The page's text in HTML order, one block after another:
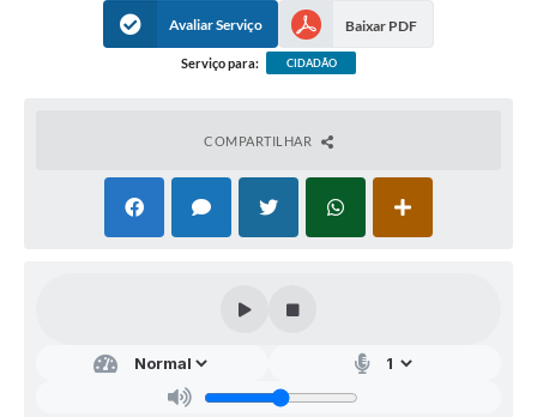
Avaliar Serviço Baixar PDF
Serviço para: CIDADÃO
COMPARTILHAR